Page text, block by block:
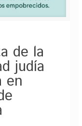
de la
judía
en